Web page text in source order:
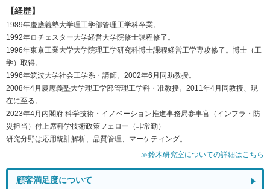
【経歴】
1989年慶應義塾大学理工学部管理工学科卒業。
1992年ロチェスター大学経営大学院修士課程修了。
1996年東京工業大学大学院理工学研究科博士課程経営工学専攻修了。博士（工
学）取得。
1996年筑波大学社会工学系・講師。2002年6月同助教授。
2008年4月慶應義塾大学理工学部管理工学科・准教授。2011年4月同教授、現
在に至る。
2023年4月内閣府 科学技術・イノベーション推進事務局参事官（インフラ・防
災担当）付上席科学技術政策フェロー（非常勤）
研究分野は応用統計解析、品質管理、マーケティング。
≫鈴木研究室についての詳細はこちら
顧客満足度について